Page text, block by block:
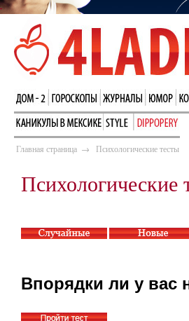
Главная страница → Психологические тесты
Психологические
Впорядки ли у вас